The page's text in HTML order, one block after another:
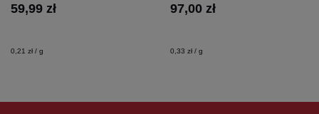
59,99 zł
0,21 zł / g
97,00 zł
0,33 zł / g